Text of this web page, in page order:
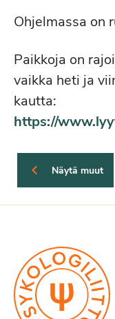
Ohjelmassa on
Paikkoja on
vaikka heti ja
kautta:
https://
Näytä muut